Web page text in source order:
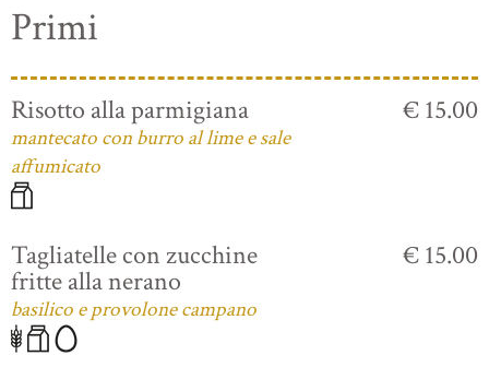
Primi
Risotto alla parmigiana
mantecato con burro al lime e sale
affumicato
€ 15.00
Tagliatelle con zucchine
fritte alla nerano
basilico e provolone campano
€ 15.00